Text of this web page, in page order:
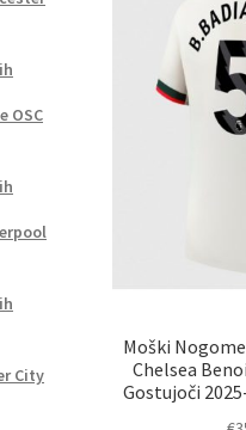
Moški
Chelsea
Gostujoči
OSC
City